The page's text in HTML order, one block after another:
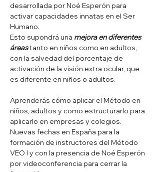
desarrollada por Noé Esperón para
activar capacidades innatas en el Ser
Humano.
Esto supondrá una mejora en diferentes
áreas tanto en niños como en adultos,
con la salvedad del porcentaje de
activación de la visión extra ocular, que
es diferente en niños o adultos.
Aprenderás cómo aplicar el Método en
niños, adultos y como estructurarlo para
aplicarlo en empresas y colegios.
Nuevas fechas en España para la
formación de instructores del Método
VEO I y con la presencia de Noé Esperón
por videoconferencia para cerrar la